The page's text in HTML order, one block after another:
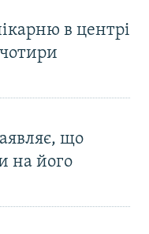
в центрі
що
на його